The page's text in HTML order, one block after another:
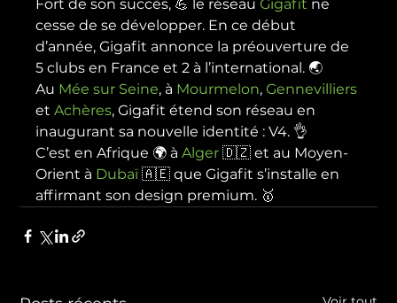
Fort de son succès, 💪 le réseau Gigafit ne
cesse de se développer. En ce début
d’année, Gigafit annonce la préouverture de
5 clubs en France et 2 à l’international. 🌏
Au Mée sur Seine, à Mourmelon, Gennevilliers
et Achères, Gigafit étend son réseau en
inaugurant sa nouvelle identité : V4. 👌
C’est en Afrique 🌍 à Alger 🇩🇿 et au Moyen-
Orient à Dubaï 🇦🇪 que Gigafit s’installe en
affirmant son design premium. 🥇